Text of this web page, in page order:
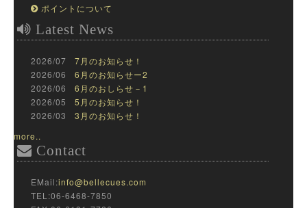
ポイントについて
Latest News
2026/07 7月のお知らせ！
2026/06 6月のお知らせー2
2026/06 6月のおしらせ－1
2026/05 5月のお知らせ！
2026/03 3月のお知らせ！
more..
Contact
EMail:info@bellecues.com
TEL:06-6468-7850